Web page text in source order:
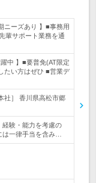
ニーズあり 】■事務用
輩サポート業務を通
中 】■要普免(AT限定
たい方はぜひ ■営業デ
社］ 香川県高松市郷
験・能力を考慮の
一律手当を含み…